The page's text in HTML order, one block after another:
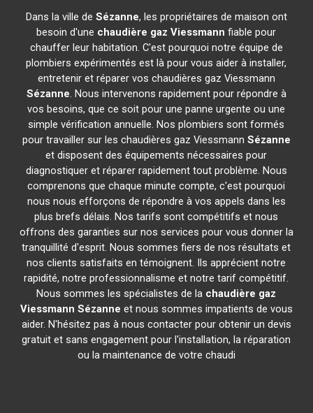
Dans la ville de Sézanne, les propriétaires de maison ont
besoin d'une chaudière gaz Viessmann fiable pour
chauffer leur habitation. C'est pourquoi notre équipe de
plombiers expérimentés est là pour vous aider à installer,
entretenir et réparer vos chaudières gaz Viessmann
Sézanne. Nous intervenons rapidement pour répondre à
vos besoins, que ce soit pour une panne urgente ou une
simple vérification annuelle. Nos plombiers sont formés
pour travailler sur les chaudières gaz Viessmann Sézanne
et disposent des équipements nécessaires pour
diagnostiquer et réparer rapidement tout problème. Nous
comprenons que chaque minute compte, c'est pourquoi
nous nous efforçons de répondre à vos appels dans les
plus brefs délais. Nos tarifs sont compétitifs et nous
offrons des garanties sur nos services pour vous donner la
tranquillité d'esprit. Nous sommes fiers de nos résultats et
nos clients satisfaits en témoignent. Ils apprécient notre
rapidité, notre professionnalisme et notre tarif compétitif.
Nous sommes les spécialistes de la chaudière gaz
Viessmann Sézanne et nous sommes impatients de vous
aider. N'hésitez pas à nous contacter pour obtenir un devis
gratuit et sans engagement pour l'installation, la réparation
ou la maintenance de votre chaudi